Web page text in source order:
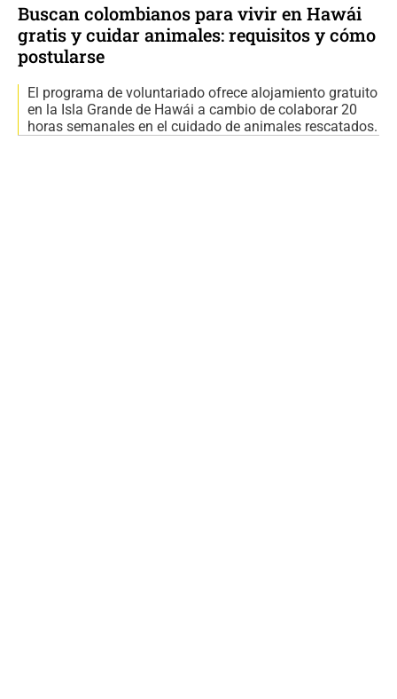
Buscan colombianos para vivir en Hawái
gratis y cuidar animales: requisitos y cómo
postularse
El programa de voluntariado ofrece alojamiento gratuito
en la Isla Grande de Hawái a cambio de colaborar 20
horas semanales en el cuidado de animales rescatados.